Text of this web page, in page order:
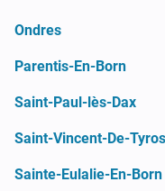
Ondres
Parentis-En-Born
Saint-Paul-lès-Dax
Saint-Vincent-De-
Sainte-Eulalie-En-Born